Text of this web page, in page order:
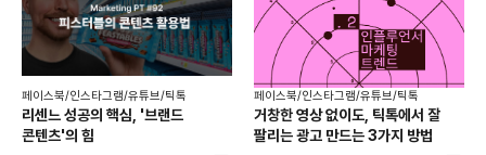
페이스북/인스타그램/유튜브/틱톡
리센느 성공의 핵심, '브랜드
콘텐츠'의 힘
페이스북/인스타그램/유튜브/틱톡
거창한 영상 없이도, 틱톡에서 잘
팔리는 광고 만드는 3가지 방법